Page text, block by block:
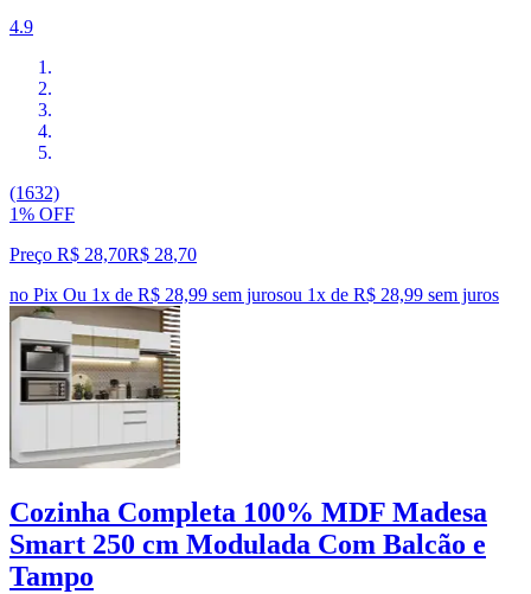
4.9
(1632)
1% OFF
Preço R$ 28,70R$ 28,70
no Pix Ou 1x de R$ 28,99 sem jurosou 1x de R$ 28,99 sem juros
Cozinha Completa 100% MDF Madesa
Smart 250 cm Modulada Com Balcão e
Tampo